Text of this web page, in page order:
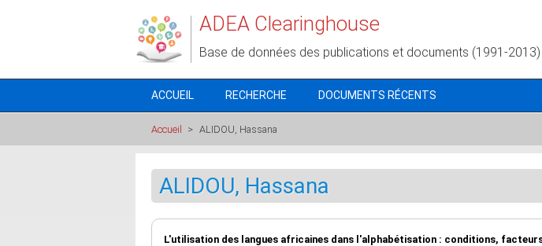
ADEA Clearinghouse
Base de données des publications et documents (1991-2013)
ACCUEIL RECHERCHE DOCUMENTS RÉCENTS
Accueil > ALIDOU, Hassana
ALIDOU, Hassana
L'utilisation des langues africaines dans l'alphabétisation : conditions,